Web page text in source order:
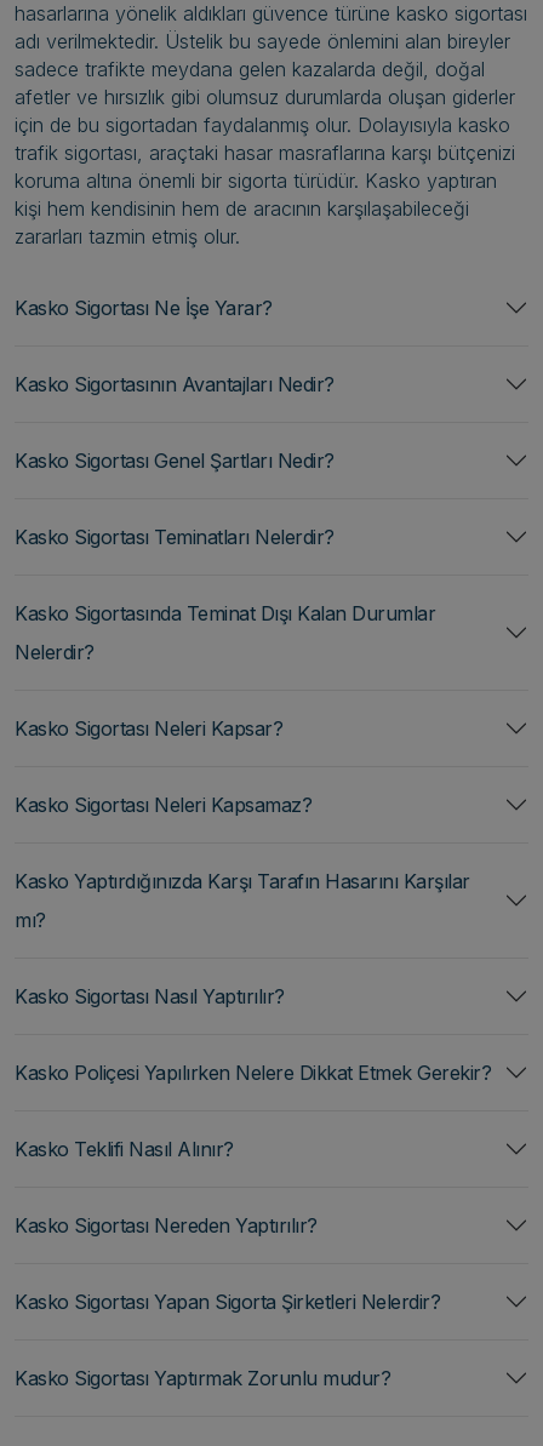
hasarlarına yönelik aldıkları güvence türüne kasko sigortası
adı verilmektedir. Üstelik bu sayede önlemini alan bireyler
sadece trafikte meydana gelen kazalarda değil, doğal
afetler ve hırsızlık gibi olumsuz durumlarda oluşan giderler
için de bu sigortadan faydalanmış olur. Dolayısıyla kasko
trafik sigortası, araçtaki hasar masraflarına karşı bütçenizi
koruma altına önemli bir sigorta türüdür. Kasko yaptıran
kişi hem kendisinin hem de aracının karşılaşabileceği
zararları tazmin etmiş olur.
Kasko Sigortası Ne İşe Yarar?
Kasko Sigortasının Avantajları Nedir?
Kasko Sigortası Genel Şartları Nedir?
Kasko Sigortası Teminatları Nelerdir?
Kasko Sigortasında Teminat Dışı Kalan Durumlar
Nelerdir?
Kasko Sigortası Neleri Kapsar?
Kasko Sigortası Neleri Kapsamaz?
Kasko Yaptırdığınızda Karşı Tarafın Hasarını Karşılar
mı?
Kasko Sigortası Nasıl Yaptırılır?
Kasko Poliçesi Yapılırken Nelere Dikkat Etmek Gerekir?
Kasko Teklifi Nasıl Alınır?
Kasko Sigortası Nereden Yaptırılır?
Kasko Sigortası Yapan Sigorta Şirketleri Nelerdir?
Kasko Sigortası Yaptırmak Zorunlu mudur?